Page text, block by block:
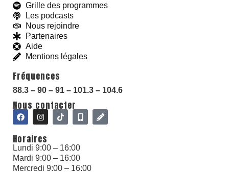
With love and
Grille des programmes
Les podcasts
Nous rejoindre
Partenaires
Aide
Mentions légales
Fréquences
88.3 – 90 – 91 – 101.3 – 104.6
Nous contacter
Horaires
Lundi 9:00 – 16:00
Mardi 9:00 – 16:00
Mercredi 9:00 – 16:00